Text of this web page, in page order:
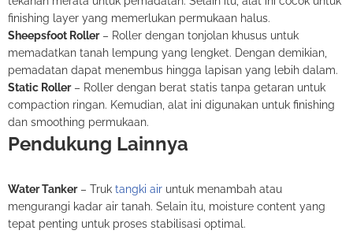
finishing layer yang memerlukan permukaan halus.
Sheepsfoot Roller– Roller dengan tonjolan khusus untuk
memadatkan tanah lempung yang lengket. Dengan demikian,
pemadatan dapat menembus hingga lapisan yang lebih dalam.
Static Roller– Roller dengan berat statis tanpa getaran untuk
compaction ringan. Kemudian, alat ini digunakan untuk finishing
dan smoothing permukaan.
Pendukung Lainnya
Water Tanker– Truk tangki air untuk menambah atau
mengurangi kadar air tanah. Selain itu, moisture content yang
tepat penting untuk proses stabilisasi optimal.